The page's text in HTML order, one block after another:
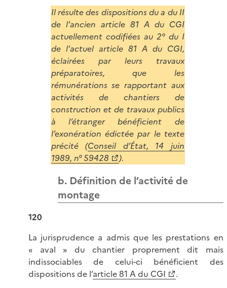
Il résulte des dispositions du a du II
de l'ancien article 81 A du CGI
actuellement codifiées au 2° du I
de l'actuel article 81 A du CGI,
éclairées par leurs travaux
préparatoires, que les
rémunérations se rapportant aux
activités de chantiers de
construction et de travaux publics
à l’étranger bénéficient de
l’exonération édictée par le texte
précité (Conseil d’État, 14 juin
1989, n° 59428
).
b. Définition de l’activité de
montage
120
La jurisprudence a admis que les prestations en
« aval » du chantier proprement dit mais
indissociables de celui-ci bénéficient des
dispositions de l’article 81 A du CGI
.